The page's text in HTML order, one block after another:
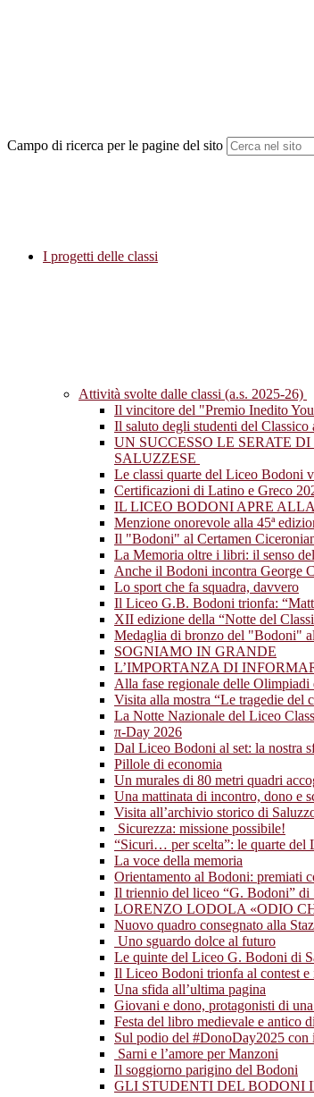
Campo di ricerca per le pagine del sito
I progetti delle classi
Attività svolte dalle classi (a.s. 2025-26)
Il vincitore del "Premio Inedito
Il saluto degli studenti del Classico
UN SUCCESSO LE SERATE
SALUZZESE
Le classi quarte del Liceo Bodoni
Certificazioni di Latino e Greco
IL LICEO BODONI APRE
Menzione onorevole alla 45ª
Il "Bodoni" al Certamen
La Memoria oltre i libri: il senso
Anche il Bodoni incontra George
Lo sport che fa squadra, davvero
Il Liceo G.B. Bodoni trionfa:
XII edizione della “Notte del
Medaglia di bronzo del "Bodoni"
SOGNIAMO IN GRANDE
L’IMPORTANZA DI
Alla fase regionale delle Olimpiadi
Visita alla mostra “Le tragedie del
La Notte Nazionale del Liceo
π-Day 2026
Dal Liceo Bodoni al set: la nostra
Pillole di economia
Un murales di 80 metri quadri
Una mattinata di incontro, dono e
Visita all’archivio storico di
Sicurezza: missione possibile!
“Sicuri… per scelta”: le quarte del
La voce della memoria
Orientamento al Bodoni: premiati
Il triennio del liceo “G. Bodoni” di
LORENZO LODOLA «ODIO
Nuovo quadro consegnato alla
Uno sguardo dolce al futuro
Le quinte del Liceo G. Bodoni di
Il Liceo Bodoni trionfa al contest
Una sfida all’ultima pagina
Giovani e dono, protagonisti di
Festa del libro medievale e antico
Sul podio del #DonoDay2025 con
Sarni e l’amore per Manzoni
Il soggiorno parigino del Bodoni
GLI STUDENTI DEL BODONI